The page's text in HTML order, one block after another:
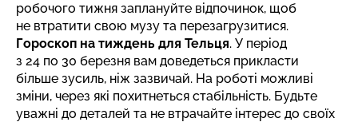
робочого тижня заплануйте відпочинок, щоб
не втратити свою музу та перезагрузитися.
Гороскоп на тиждень для Тельця. У період
з 24 по 30 березня вам доведеться прикласти
більше зусиль, ніж зазвичай. На роботі можливі
зміни, через які похитнеться стабільність. Будьте
уважні до деталей та не втрачайте інтерес до своїх